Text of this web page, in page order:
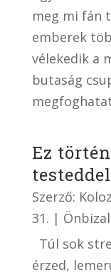
meg mi fán
emberek
vélekedik a
butaság
Ez
Szerző:
31. |
Túl sok
érzed,